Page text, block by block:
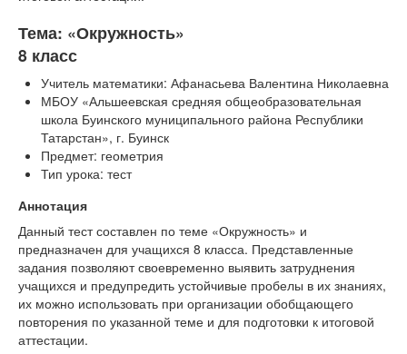
Тема: «Окружность»
8 класс
Учитель математики: Афанасьева Валентина Николаевна
МБОУ «Альшеевская средняя общеобразовательная
школа Буинского муниципального района Республики
Татарстан», г. Буинск
Предмет: геометрия
Тип урока: тест
Аннотация
Данный тест составлен по теме «Окружность» и
предназначен для учащихся 8 класса. Представленные
задания позволяют своевременно выявить затруднения
учащихся и предупредить устойчивые пробелы в их знаниях,
их можно использовать при организации обобщающего
повторения по указанной теме и для подготовки к итоговой
аттестации.